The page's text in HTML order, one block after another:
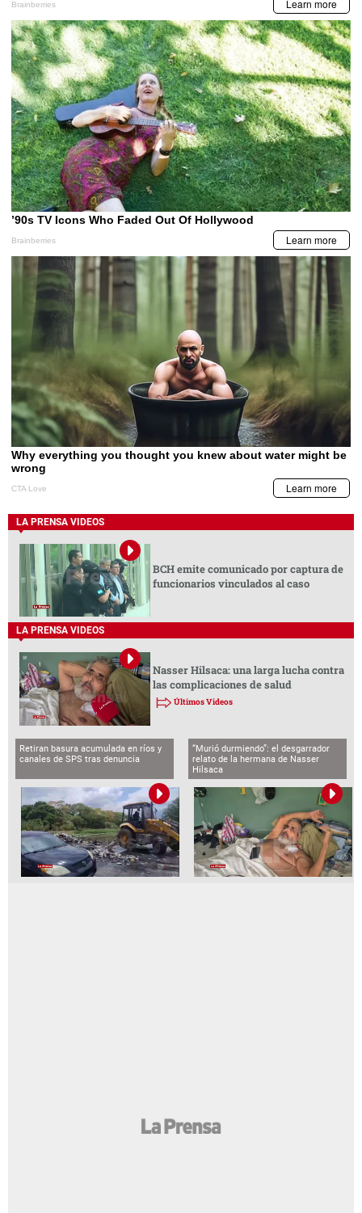
LA PRENSA VIDEOS
BCH emite comunicado por captura de
funcionarios vinculados al caso
LA PRENSA VIDEOS
Nasser Hilsaca: una larga lucha contra
las complicaciones de salud
Últimos Videos
Retiran basura acumulada en ríos y
canales de SPS tras denuncia
“Murió durmiendo”: el desgarrador
relato de la hermana de Nasser
Hilsaca